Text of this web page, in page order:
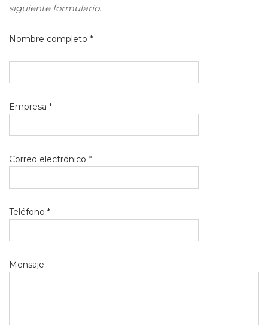
siguiente formulario.
Nombre completo *
Empresa *
Correo electrónico *
Teléfono *
Mensaje